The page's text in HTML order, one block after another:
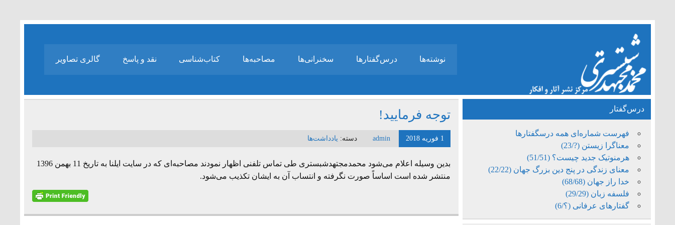
نوشته‌ها درس‌گفتارها سخنرانی‌ها مصاحبه‌ها کتاب‌شناسی نقد و پاسخ گالری تصاویر
توجه فرمایید!
1 فوریه 2018 admin دسته: یادداشت‌ها
بدین وسیله اعلام می‌شود محمدمجتهدشبستری طی تماس تلفنی اظهار نمودند مصاحبه‌ای که در سایت ایلنا به تاریخ 11 بهمن 1396
منتشر شده است اساساً صورت نگرفته و انتساب آن به ایشان تکذیب می‌شود.
درس‌گفتار
فهرست شماره‌ای همه درسگفتارها
معناگرا زیستن (?/23)
هرمنوتیک جدید چیست؟ (51/51)
معنای زندگی در پنج دین بزرگ جهان (22/22)
خدا راز جهان (68/68)
فلسفه زبان (29/29)
گفتارهای عرفانی (؟/6)